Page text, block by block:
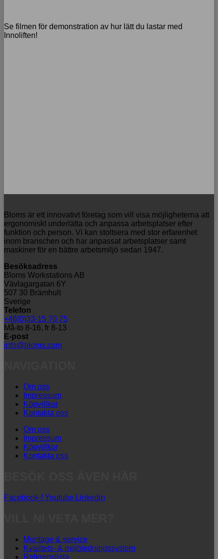
Se filmen för demonstration av hur lätt du lastar med
Innoliften!
Bloms är ett innovativt företag som vill visa möjligheterna att
ergonomiskt underlätta och anpassa arbetsplatser efter
funktion och person. Vi kan stoltsera med stor erfarenhet
inom branschen och har anpassat arbetsplatser samt
maskiner för en bättre arbetsmiljö sedan 1947.
Besöksadress
Bloms Workstations AB
Vävlagargatan 6Y
507 30 Brämhult
Sverige
Telefon
+46(0)33-15 70 75
Må-to 8-16, fr 8-13
E-post
info@bloms.com
Om oss
Impressum
Köpvillkor
Kontakta oss
Om oss
Impressum
Köpvillkor
Kontakta oss
Facebook-f Youtube Linkedin
Montage & service
Kvalitets- & miljöledningssystem
Referenslista